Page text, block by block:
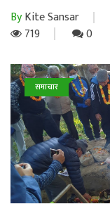
ByKite Sansar
719
0
समाचार